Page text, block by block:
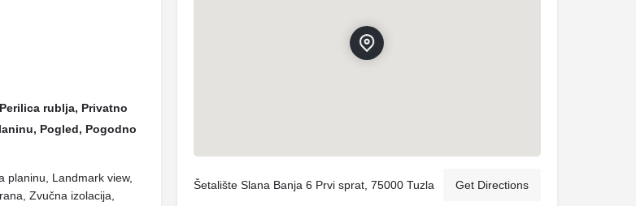
rublja, Privatno
Pogled, Pogodno
planinu, Landmark view,
Zvučna izolacija,
Šetalište Slana Banja 6 Prvi sprat, 75000 Tuzla Get Directions